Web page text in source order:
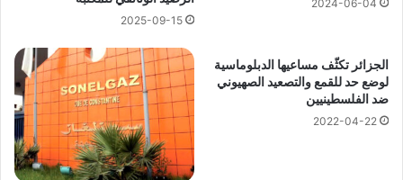
2024-06-04
2025-09-15
الجزائر تكثّف مساعيها الدبلوماسية
لوضع حد للقمع والتصعيد الصهيوني
ضد الفلسطينيين
2022-04-22